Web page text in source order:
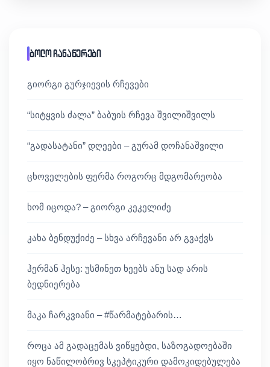
ბოლო ჩანაწერები
გიორგი გურჯიევის რჩევები
“სიტყვის ძალა” ბაბუის რჩევა შვილიშვილს
“გადასატანი” დღეები – გურამ დოჩანაშვილი
ცხოველების ფერმა როგორც მდგომარეობა
ხომ იცოდა? – გიორგი კეკელიძე
კახა ბენდუქიძე – სხვა არჩევანი არ გვაქვს
ჰერმან ჰესე: უსმინეთ ხეებს ანუ სად არის
ბედნიერება
მაკა ჩარკვიანი – #წარმატებარის…
როცა ამ გადაცემას ვიწყებდი, საზოგადოებაში
იყო ნაწილობრივ სკეპტიკური დამოკიდებულება